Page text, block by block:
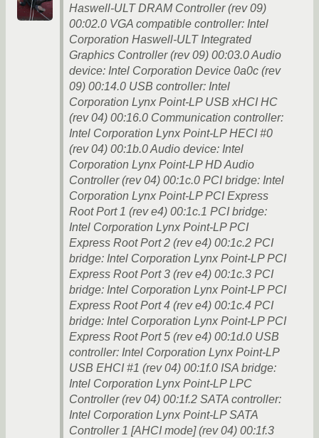
Haswell-ULT DRAM Controller (rev 09)
00:02.0 VGA compatible controller: Intel
Corporation Haswell-ULT Integrated
Graphics Controller (rev 09) 00:03.0 Audio
device: Intel Corporation Device 0a0c (rev
09) 00:14.0 USB controller: Intel
Corporation Lynx Point-LP USB xHCI HC
(rev 04) 00:16.0 Communication controller:
Intel Corporation Lynx Point-LP HECI #0
(rev 04) 00:1b.0 Audio device: Intel
Corporation Lynx Point-LP HD Audio
Controller (rev 04) 00:1c.0 PCI bridge: Intel
Corporation Lynx Point-LP PCI Express
Root Port 1 (rev e4) 00:1c.1 PCI bridge:
Intel Corporation Lynx Point-LP PCI
Express Root Port 2 (rev e4) 00:1c.2 PCI
bridge: Intel Corporation Lynx Point-LP PCI
Express Root Port 3 (rev e4) 00:1c.3 PCI
bridge: Intel Corporation Lynx Point-LP PCI
Express Root Port 4 (rev e4) 00:1c.4 PCI
bridge: Intel Corporation Lynx Point-LP PCI
Express Root Port 5 (rev e4) 00:1d.0 USB
controller: Intel Corporation Lynx Point-LP
USB EHCI #1 (rev 04) 00:1f.0 ISA bridge:
Intel Corporation Lynx Point-LP LPC
Controller (rev 04) 00:1f.2 SATA controller:
Intel Corporation Lynx Point-LP SATA
Controller 1 [AHCI mode] (rev 04) 00:1f.3